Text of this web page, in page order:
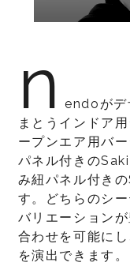
n
endoがデ
まとうインドア
ープンエア用バ
パネル付きの
み紐パネル付き
す。どちらのシ
バリエーション
合わせを可能に
を演出できます。